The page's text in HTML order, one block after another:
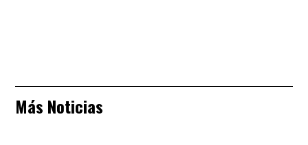
Más Noticias